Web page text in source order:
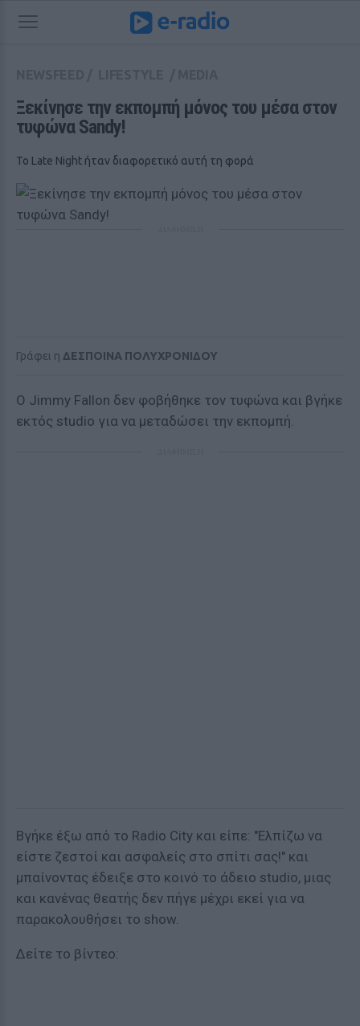
Ξεκίνησε την εκπομπή μόνος του μέσα στον
τυφώνα Sandy!
Το Late Night ήταν διαφορετικό αυτή τη φορά
Γράφει η ΔΕΣΠΟΙΝΑ ΠΟΛΥΧΡΟΝΙΔΟΥ
O Jimmy Fallon δεν φοβήθηκε τον τυφώνα και βγήκε
εκτός studio για να μεταδώσει την εκπομπή.
Βγήκε έξω από το Radio City και είπε: "Ελπίζω να
είστε ζεστοί και ασφαλείς στο σπίτι σας!" και
μπαίνοντας έδειξε στο κοινό το άδειο studio, μιας
και κανένας θεατής δεν πήγε μέχρι εκεί για να
παρακολουθήσει το show.
Δείτε το βίντεο: